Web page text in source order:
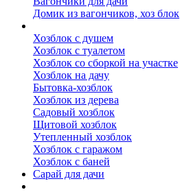
Домик из вагончиков, хоз блок
Хозблок с душем
Хозблок с туалетом
Хозблок со сборкой на участке
Хозблок на дачу
Бытовка-хозблок
Хозблок из дерева
Садовый хозблок
Щитовой хозблок
Утепленный хозблок
Хозблок с гаражом
Хозблок с баней
Сарай для дачи